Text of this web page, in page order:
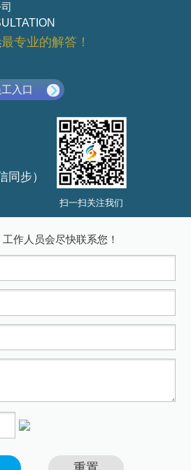
最专业的解答！
工入口
同步）
扫一扫关注我们
作人员会尽快联系您！